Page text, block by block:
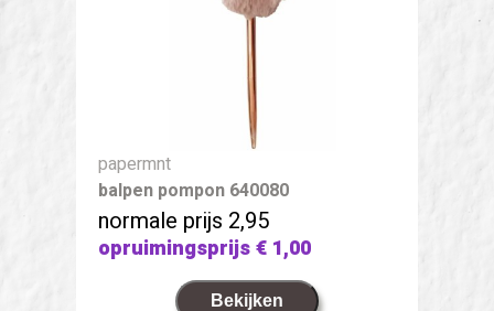
papermnt
balpen pompon 640080
normale prijs 2,95
opruimingsprijs€ 1,00
Bekijken